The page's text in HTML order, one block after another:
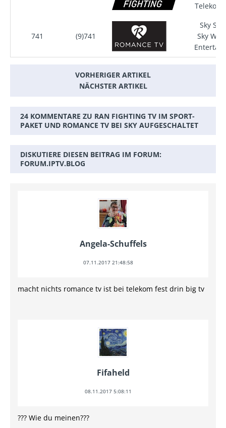
Telekom
741 (9)741
Sky
Sky
VORHERIGER ARTIKEL
NÄCHSTER ARTIKEL
24 KOMMENTARE ZU RAN FIGHTING TV IM SPORT-
PAKET UND ROMANCE TV BEI SKY AUFGESCHALTET
DISKUTIERE DIESEN BEITRAG IM FORUM:
FORUM.IPTV.BLOG
Angela-Schuffels
07.11.2017 21:48:58
macht nichts romance tv ist bei telekom fest drin big tv
Fifaheld
08.11.2017 5:08:11
??? Wie du meinen???